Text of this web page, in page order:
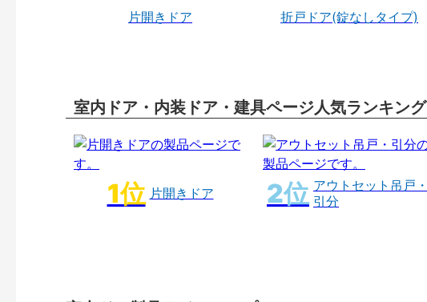
片開きドア 折戸ドア(錠なしタイプ)
室内ドア・内装ドア・建具ページ人気ランキング
片開きドア
アウトセット吊戸・
引分